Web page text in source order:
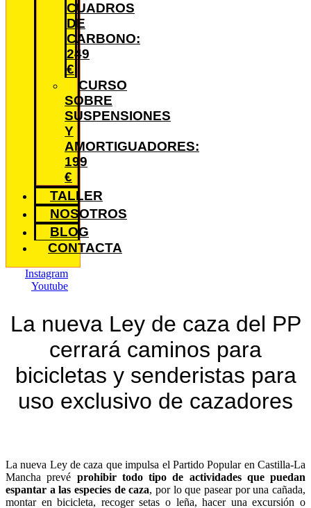
CUADROS
DE
CARBONO:
249
€
CURSO
SOBRE
SUSPENSIONES
Y
AMORTIGUADORES:
199
€
TALLER
NOSOTROS
BLOG
CONTACTA
Instagram
Youtube
La nueva Ley de caza del PP
cerrará caminos para
bicicletas y senderistas para
uso exclusivo de cazadores
La nueva Ley de caza que impulsa el Partido Popular en Castilla-La
Mancha prevé prohibir todo tipo de actividades que puedan
espantar a las especies de caza, por lo que pasear por una cañada,
montar en bicicleta, recoger setas o leña, hacer una excursión o